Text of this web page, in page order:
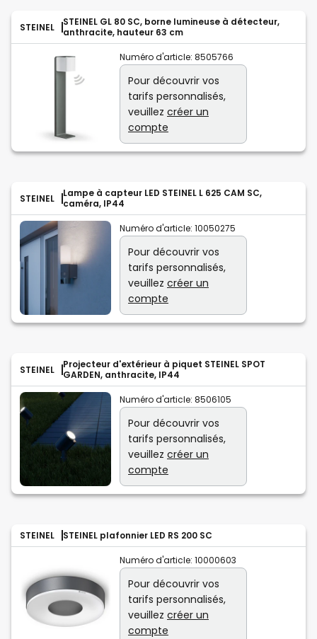
STEINEL
STEINEL GL 80 SC, borne lumineuse à détecteur,
anthracite, hauteur 63 cm
Numéro d'article: 8505766
Pour découvrir vos
tarifs personnalisés,
veuillez créer un
compte
STEINEL
Lampe à capteur LED STEINEL L 625 CAM SC,
caméra, IP44
Numéro d'article: 10050275
Pour découvrir vos
tarifs personnalisés,
veuillez créer un
compte
STEINEL
Projecteur d'extérieur à piquet STEINEL SPOT
GARDEN, anthracite, IP44
Numéro d'article: 8506105
Pour découvrir vos
tarifs personnalisés,
veuillez créer un
compte
STEINEL STEINEL plafonnier LED RS 200 SC
Numéro d'article: 10000603
Pour découvrir vos
tarifs personnalisés,
veuillez créer un
compte